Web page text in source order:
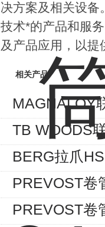
决方案及相关设备
技术*的产品和服
及产品应用，以提
相关产品
MAGNALOY
TB WOODS
BERG拉爪
PREVOST卷
PREVOST卷